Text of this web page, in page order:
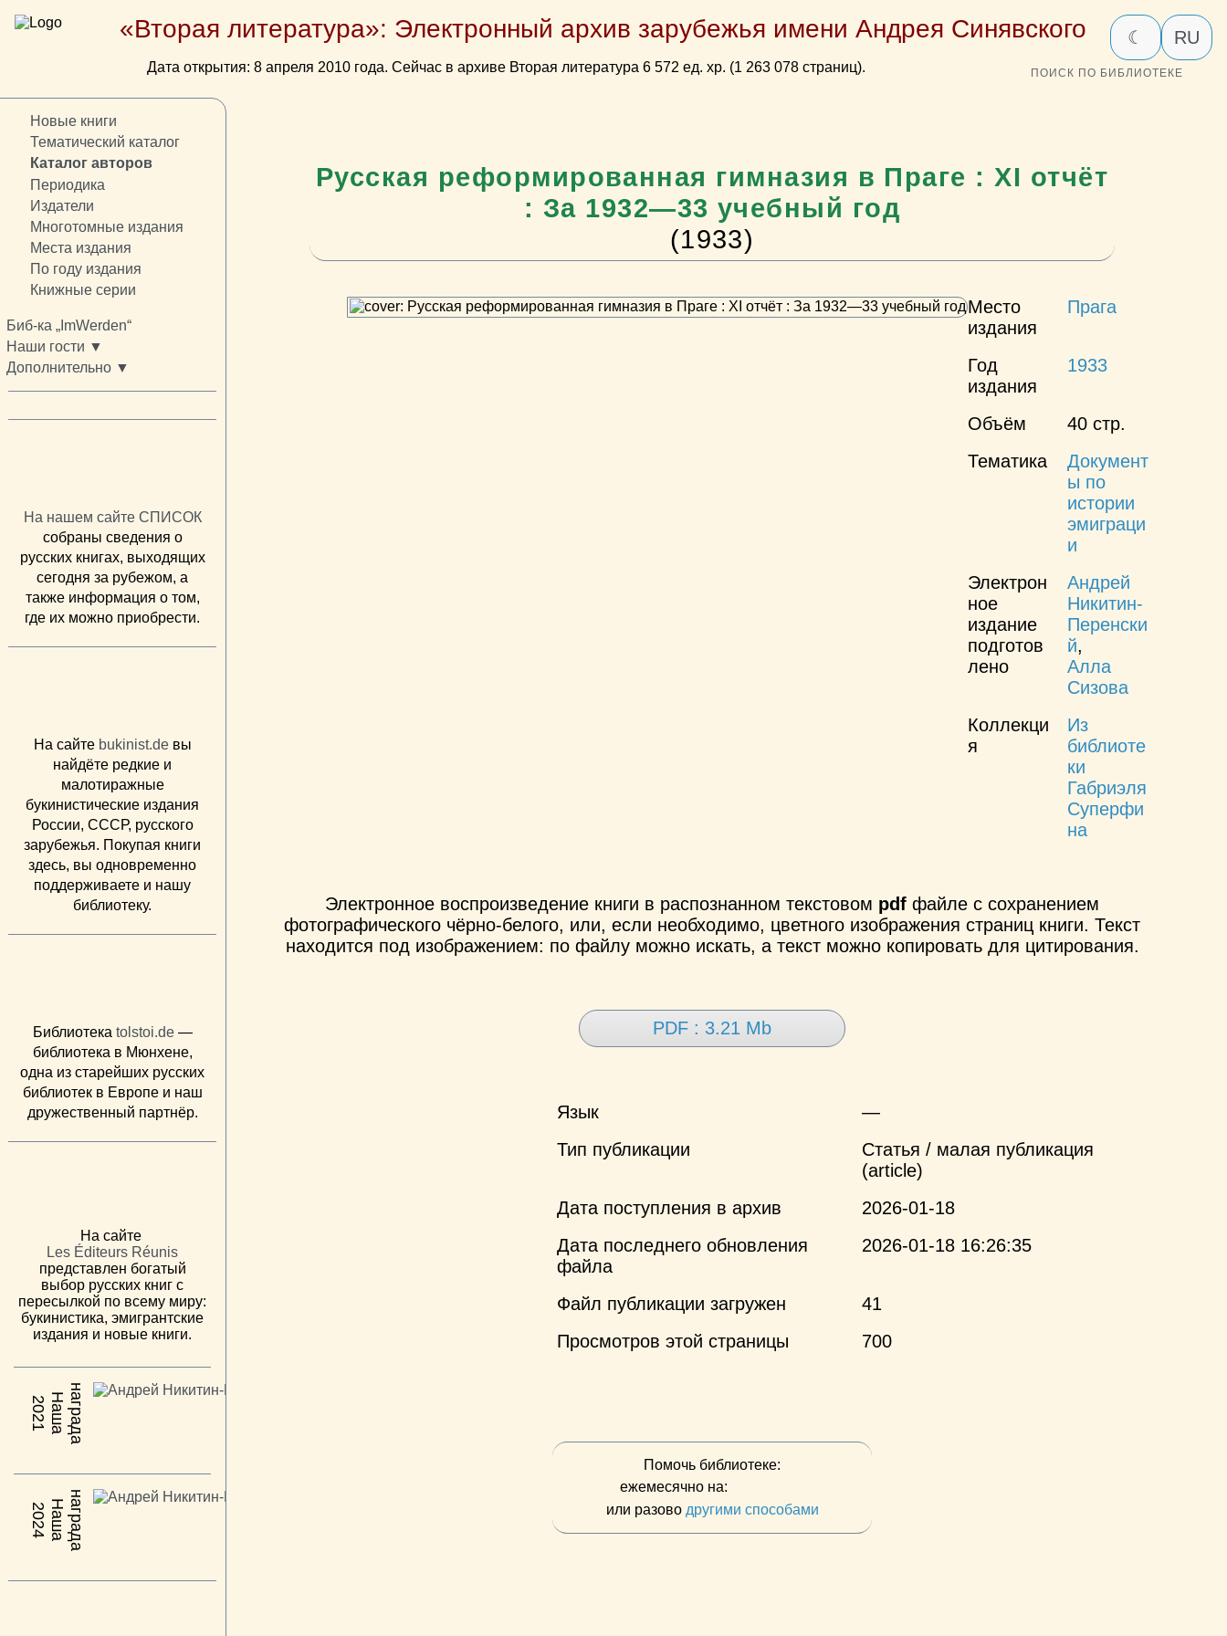
«Вторая литература»: Электронный архив зарубежья имени Андрея Синявского
Дата открытия: 8 апреля 2010 года. Сейчас в архиве Вторая литература 6 572 ед. хр. (1 263 078 страниц).
☾ RU
ПОИСК ПО БИБЛИОТЕКЕ
Новые книги
Тематический каталог
Каталог авторов
Периодика
Издатели
Многотомные издания
Места издания
По году издания
Книжные серии
Биб-ка „ImWerden“
Наши гости ▼
Дополнительно ▼
На нашем сайте СПИСОК
собраны сведения о
русских книгах, выходящих
сегодня за рубежом, а
также информация о том,
где их можно приобрести.
На сайте bukinist.deвы
найдёте редкие и
малотиражные
букинистические издания
России, СССР, русского
зарубежья. Покупая книги
здесь, вы одновременно
поддерживаете и нашу
библиотеку.
Библиотека tolstoi.de—
библиотека в Мюнхене,
одна из старейших русских
библиотек в Европе и наш
дружественный партнёр.
На сайте
Les Éditeurs Réunis
представлен богатый
выбор русских книг с
пересылкой по всему миру:
букинистика, эмигрантские
издания и новые книги.
2021 Н
а
ш
ан
а
г
р
а
да
2024 Н
а
ш
ан
а
г
р
а
да
Русская реформированная гимназия в Праге : XI отчёт
: За 1932—33 учебный год
(1933)
Место
издания
Прага
Год
издания
1933
Объём
40 стр.
Тематика
Документ
ы по
истории
эмиграци
и
Электрон
ное
издание
подготов
лено
Андрей
Никитин-
Перенски
й,
Алла
Сизова
Коллекци
я
Из
библиоте
ки
Габриэля
Суперфи
на
Электронное воспроизведение книги в распознанном текстовом pdf файле с сохранением
фотографического чёрно-белого, или, если необходимо, цветного изображения страниц книги. Текст
находится под изображением: по файлу можно искать, а текст можно копировать для цитирования.
PDF : 3.21 Mb
Язык
—
Тип публикации
Статья / малая публикация
(article)
Дата поступления в архив
2026-01-18
Дата последнего обновления
файла
2026-01-18 16:26:35
Файл публикации загружен
41
Просмотров этой страницы
700
Помочь библиотеке:
ежемесячно на:
или разово другими способами